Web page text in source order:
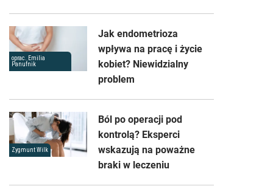
oprac. Emilia
Panufnik
Jak endometrioza
wpływa na pracę i życie
kobiet? Niewidzialny
problem
Zygmunt Wilk
Ból po operacji pod
kontrolą? Eksperci
wskazują na poważne
braki w leczeniu